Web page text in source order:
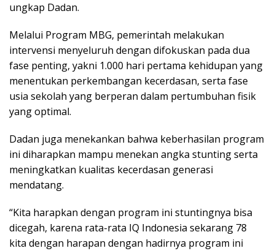
ungkap Dadan.
Melalui Program MBG, pemerintah melakukan
intervensi menyeluruh dengan difokuskan pada dua
fase penting, yakni 1.000 hari pertama kehidupan yang
menentukan perkembangan kecerdasan, serta fase
usia sekolah yang berperan dalam pertumbuhan fisik
yang optimal.
Dadan juga menekankan bahwa keberhasilan program
ini diharapkan mampu menekan angka stunting serta
meningkatkan kualitas kecerdasan generasi
mendatang.
“Kita harapkan dengan program ini stuntingnya bisa
dicegah, karena rata-rata IQ Indonesia sekarang 78
kita dengan harapan dengan hadirnya program ini